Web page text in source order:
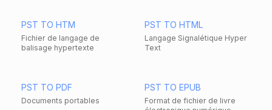
PST TO HTM
Fichier de langage de
balisage hypertexte
PST TO HTML
Langage Signalétique Hyper
Text
PST TO PDF
Documents portables
PST TO EPUB
Format de fichier de livre